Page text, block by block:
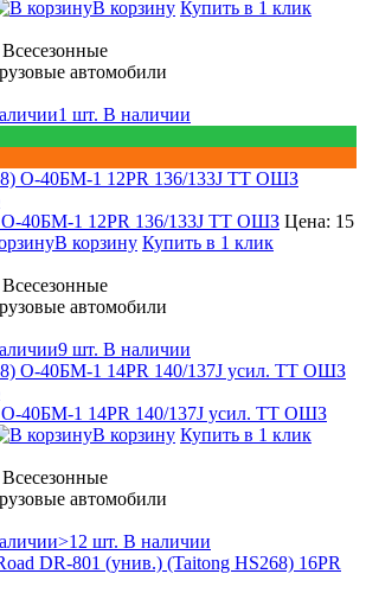
В корзину Купить в 1 клик
Всесезонные
автомобили
1 шт. В наличии
О-40БМ-1 12PR 136/133J TT ОШЗ Цена: 15
В корзину Купить в 1 клик
Всесезонные
автомобили
9 шт. В наличии
О-40БМ-1 14PR 140/137J усил. TT ОШЗ
В корзину Купить в 1 клик
Всесезонные
автомобили
>12 шт. В наличии